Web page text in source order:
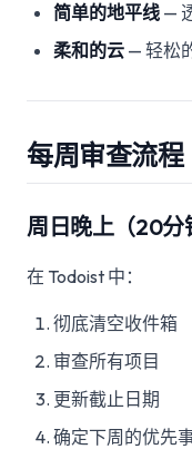
简单的地平线 —
柔和的云 — 轻松
每周审查流程
周日晚上（20分
在 Todoist 中：
彻底清空收件箱
审查所有项目
更新截止日期
确定下周的优先事